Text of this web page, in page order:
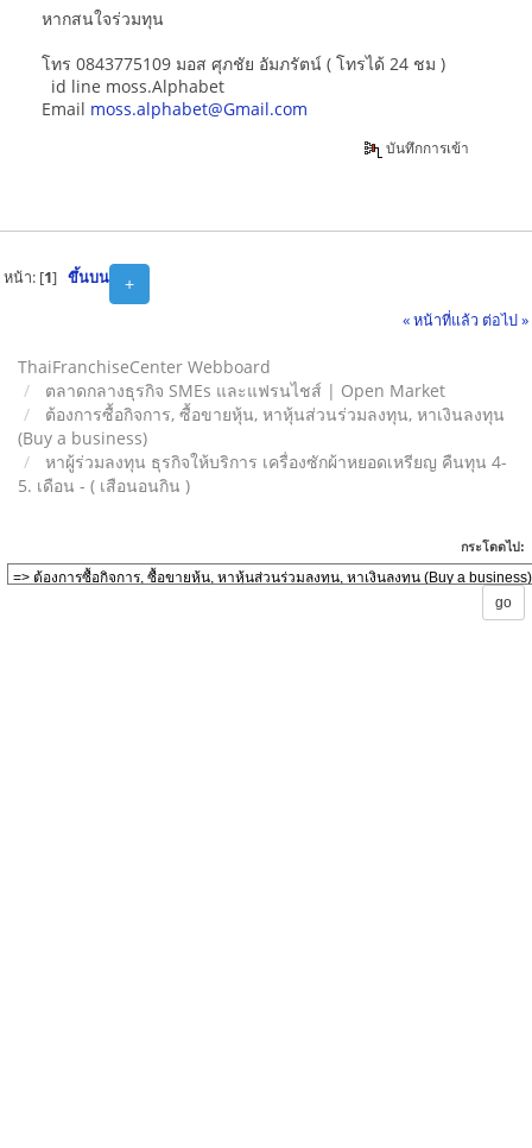
หากสนใจร่วมทุน
โทร 0843775109 มอส ศุภชัย อัมภรัตน์ ( โทรได้ 24 ชม )
id line moss.Alphabet
Email moss.alphabet@Gmail.com
บันทึกการเข้า
+
หน้า: [1] ขึ้นบน
« หน้าที่แล้ว ต่อไป »
ThaiFranchiseCenter Webboard
ตลาดกลางธุรกิจ SMEs และแฟรนไชส์ | Open Market
ต้องการซื้อกิจการ, ซื้อขายหุ้น, หาหุ้นส่วนร่วมลงทุน, หาเงินลงทุน
(Buy a business)
หาผู้ร่วมลงทุน ธุรกิจให้บริการ เครื่องซักผ้าหยอดเหรียญ คืนทุน 4-
5. เดือน - ( เสือนอนกิน )
กระโดดไป: